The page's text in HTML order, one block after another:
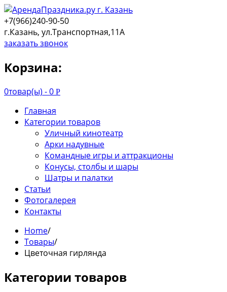
+7(966)240-90-50
г.Казань, ул.Транспортная,11А
заказать звонок
Корзина:
0товар(ы) -0 Р
Главная
Категории товаров
Уличный кинотеатр
Арки надувные
Командные игры и аттракционы
Конусы, столбы и шары
Шатры и палатки
Статьи
Фотогалерея
Контакты
Home/
Товары/
Цветочная гирлянда
Категории товаров